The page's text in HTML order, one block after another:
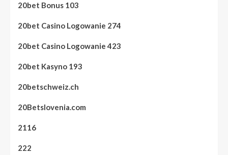
20bet Bonus 103
20bet Casino Logowanie 274
20bet Casino Logowanie 423
20bet Kasyno 193
20betschweiz.ch
20Betslovenia.com
2116
222